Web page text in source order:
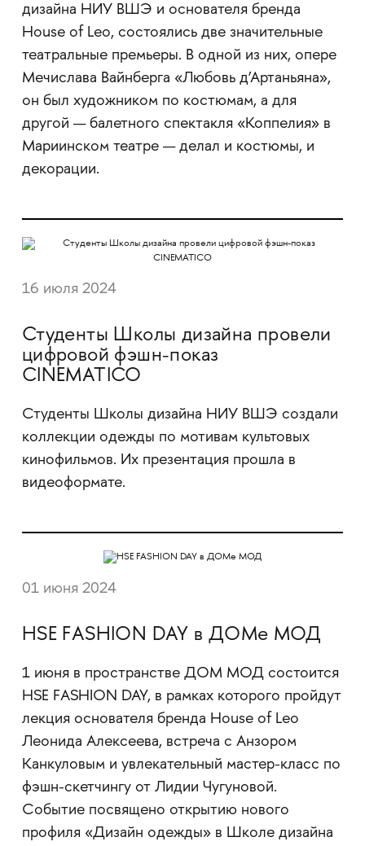
дизайна НИУ ВШЭ и основателя бренда
House of Leo, состоялись две значительные
театральные премьеры. В одной из них, опере
Мечислава Вайнберга «Любовь д’Артаньяна»,
он был художником по костюмам, а для
другой — балетного спектакля «Коппелия» в
Мариинском театре — делал и костюмы, и
декорации.
16 июля 2024
Студенты Школы дизайна провели
цифровой фэшн-показ
CINEMATICO
Студенты Школы дизайна НИУ ВШЭ создали
коллекции одежды по мотивам культовых
кинофильмов. Их презентация прошла в
видеоформате.
01 июня 2024
HSE FASHION DAY в ДОМе МОД
1 июня в пространстве ДОМ МОД состоится
HSE FASHION DAY, в рамках которого пройдут
лекция основателя бренда House of Leo
Леонида Алексеева, встреча с Анзором
Канкуловым и увлекательный мастер-класс по
фэшн-скетчингу от Лидии Чугуновой.
Событие посвящено открытию нового
профиля «Дизайн одежды» в Школе дизайна